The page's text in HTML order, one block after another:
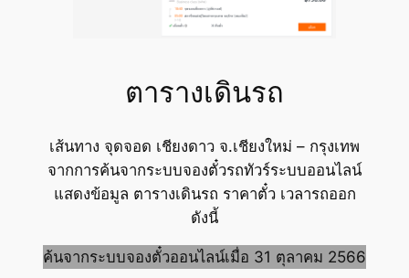
ตารางเดินรถ
เส้นทาง จุดจอด เชียงดาว จ.เชียงใหม่ – กรุงเทพ
จากการค้นจากระบบจองตั๋วรถทัวร์ระบบออนไลน์
แสดงข้อมูล ตารางเดินรถ ราคาตั๋ว เวลารถออก
ดังนี้
ค้นจากระบบจองตั๋วออนไลน์เมื่อ 31 ตุลาคม 2566